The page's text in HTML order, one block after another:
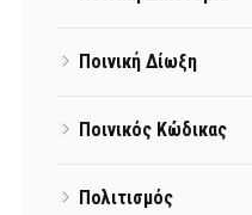
Ποινική Δίωξη
Ποινικός Κώδικας
Πολιτισμός